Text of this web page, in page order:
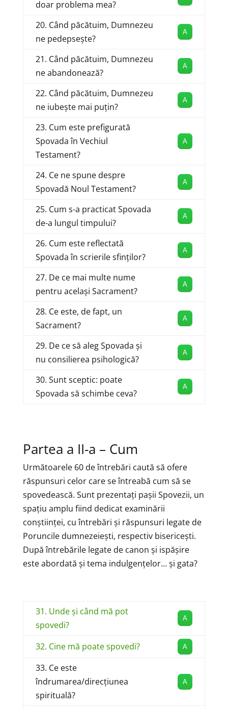
doar problema mea?
20. Când păcătuim, Dumnezeu
ne pedepsește?
A
21. Când păcătuim, Dumnezeu
ne abandonează?
A
22. Când păcătuim, Dumnezeu
ne iubește mai puțin?
A
23. Cum este prefigurată
Spovada în Vechiul
Testament?
A
24. Ce ne spune despre
Spovadă Noul Testament?
A
25. Cum s-a practicat Spovada
de-a lungul timpului?
A
26. Cum este reflectată
Spovada în scrierile sfinților?
A
27. De ce mai multe nume
pentru același Sacrament?
A
28. Ce este, de fapt, un
Sacrament?
A
29. De ce să aleg Spovada și
nu consilierea psihologică?
A
30. Sunt sceptic: poate
Spovada să schimbe ceva?
A
Partea a II-a – Cum
Următoarele 60 de întrebări caută să ofere
răspunsuri celor care se întreabă cum să se
spovedească. Sunt prezentați pașii Spovezii, un
spațiu amplu fiind dedicat examinării
conștiinței, cu întrebări și răspunsuri legate de
Poruncile dumnezeiești, respectiv bisericești.
După întrebările legate de canon și ispășire
este abordată și tema indulgențelor… și gata?
31. Unde și când mă pot
spovedi?
A
32. Cine mă poate spovedi? A
33. Ce este
îndrumarea/direcțiunea
spirituală?
A